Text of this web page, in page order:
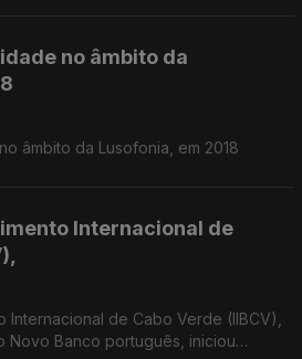
no âmbito da
âmbito da Lusofonia, em 2018
Internacional de
Internacional de Cabo Verde (IIBCV),
Novo Banco português, iniciou